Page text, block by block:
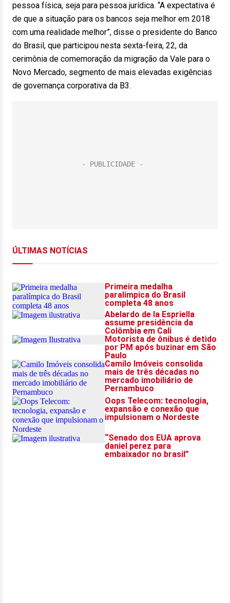
pessoa física, seja para pessoa jurídica. “A expectativa é
de que a situação para os bancos seja melhor em 2018
com uma realidade melhor”, disse o presidente do Banco
do Brasil, que participou nesta sexta-feira, 22, da
cerimônia de comemoração da migração da Vale para o
Novo Mercado, segmento de mais elevadas exigências
de governança corporativa da B3.